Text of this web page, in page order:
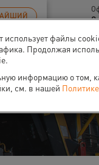
8
использует файлы
Продолжая
информацию о том,
см. в нашей